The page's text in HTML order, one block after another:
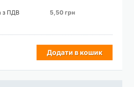
з ПДВ 5,50 грн
Додати в кошик